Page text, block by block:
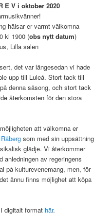
E V i oktober 2020
hälsar er varmt välkomna
kl 1900 (obs nytt datum)
Lilla salen
det var längesedan vi hade
upp till Luleå. Stort tack till
denna säsong, och stort tack
återkomsten för den stora
att välkomna er
som med sin uppsättning
glädje. Vi återkommer
anledningen av regeringens
på kulturevenemang, men, för
ännu finns möjlighet att köpa
digitalt format här.